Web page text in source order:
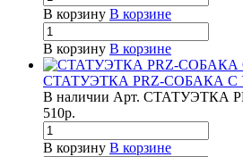
В корзину В корзине
В корзину В корзине
СТАТУЭТКА PRZ-СОБАКА С
В наличии Арт. СТАТУЭТКА
510р.
В корзину В корзине